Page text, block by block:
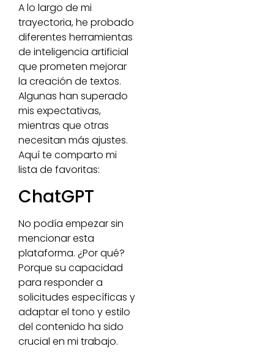
A lo largo de mi
trayectoria, he probado
diferentes herramientas
de inteligencia artificial
que prometen mejorar
la creación de textos.
Algunas han superado
mis expectativas,
mientras que otras
necesitan más ajustes.
Aquí te comparto mi
lista de favoritas:
ChatGPT
No podía empezar sin
mencionar esta
plataforma. ¿Por qué?
Porque su capacidad
para responder a
solicitudes específicas y
adaptar el tono y estilo
del contenido ha sido
crucial en mi trabajo.